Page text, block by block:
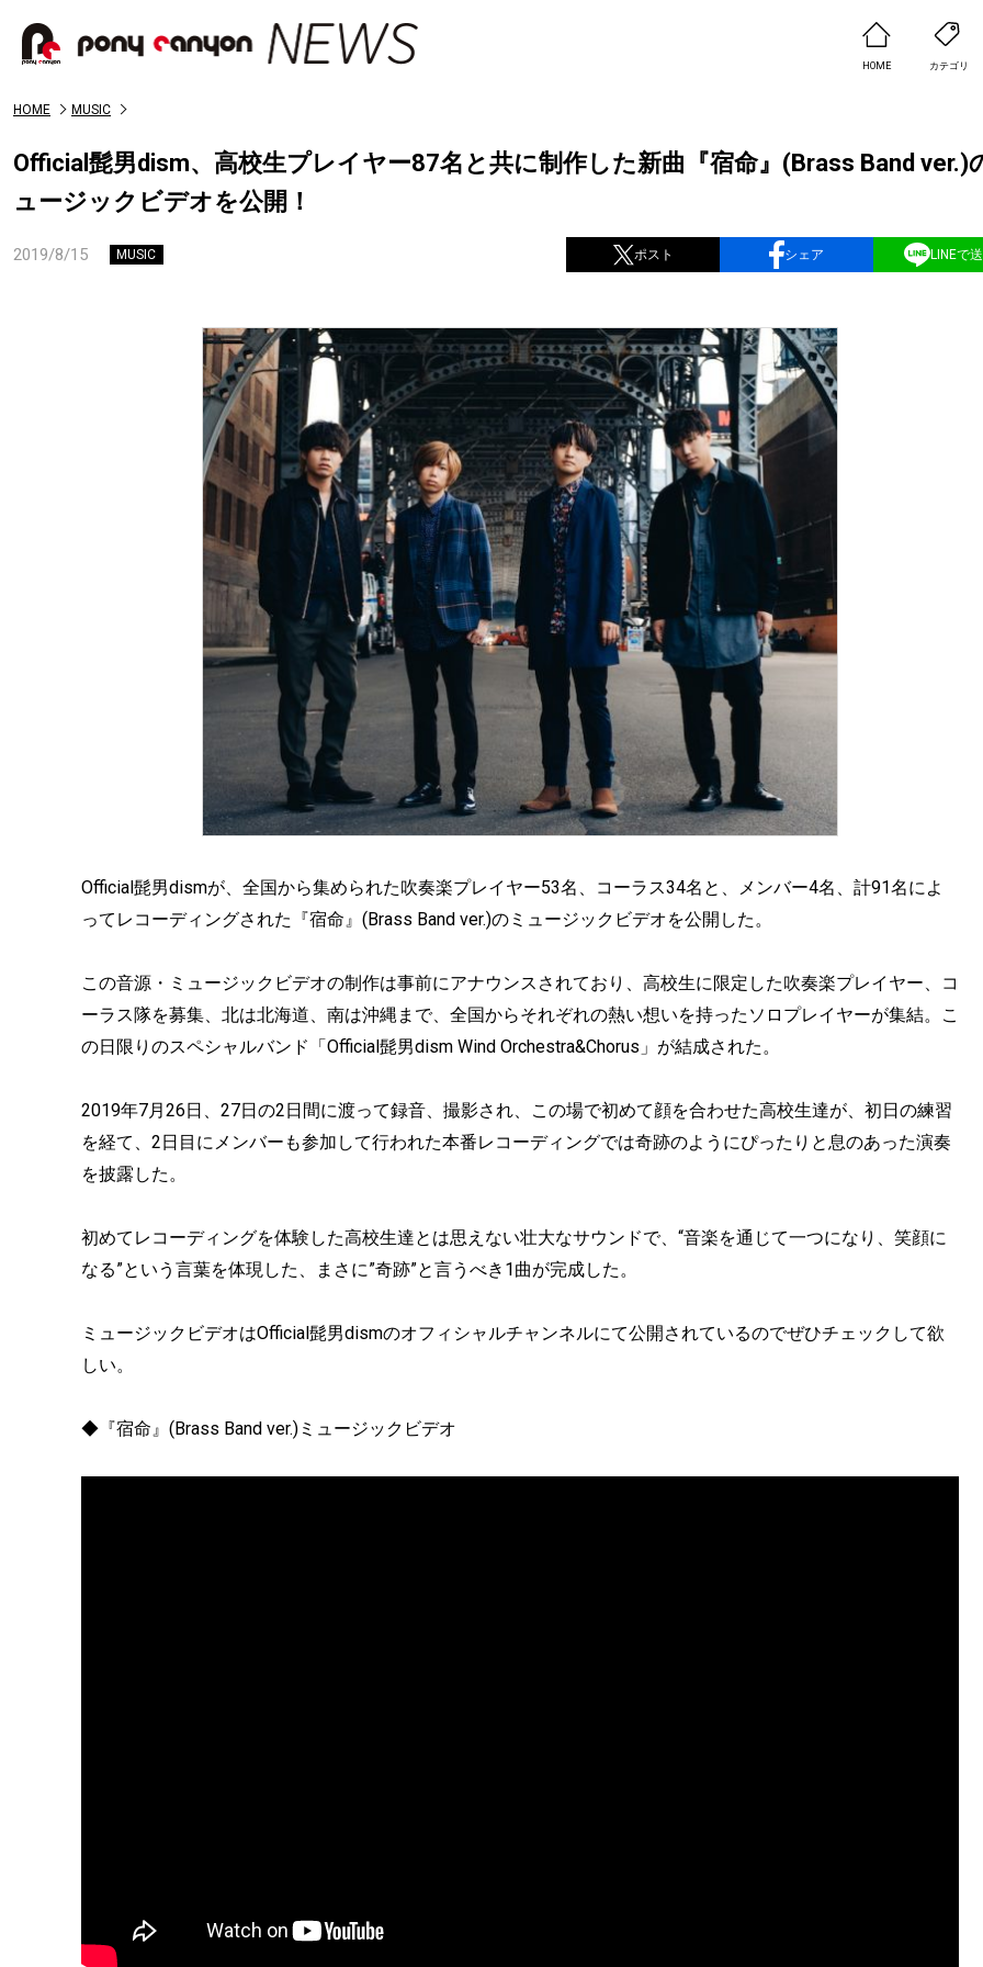
HOME カテゴリ
HOME MUSIC
Official髭男dism、高校生プレイヤー87名と共に制作した新曲『宿命』(Brass Band ver.)
ュージックビデオを公開！
2019/8/15 MUSIC ポスト シェア LINEで
Official髭男dismが、全国から集められた吹奏楽プレイヤー53名、コーラス34名と、メンバー4名、計91名によ
ってレコーディングされた『宿命』(Brass Band ver.)のミュージックビデオを公開した。
この音源・ミュージックビデオの制作は事前にアナウンスされており、高校生に限定した吹奏楽プレイヤー、コ
ーラス隊を募集、北は北海道、南は沖縄まで、全国からそれぞれの熱い想いを持ったソロプレイヤーが集結。こ
の日限りのスペシャルバンド「Official髭男dism Wind Orchestra&Chorus」が結成された。
2019年7月26日、27日の2日間に渡って録音、撮影され、この場で初めて顔を合わせた高校生達が、初日の練習
を経て、2日目にメンバーも参加して行われた本番レコーディングでは奇跡のようにぴったりと息のあった演奏
を披露した。
初めてレコーディングを体験した高校生達とは思えない壮大なサウンドで、“音楽を通じて一つになり、笑顔に
なる”という言葉を体現した、まさに”奇跡”と言うべき1曲が完成した。
ミュージックビデオはOfficial髭男dismのオフィシャルチャンネルにて公開されているのでぜひチェックして欲
しい。
◆『宿命』(Brass Band ver.)ミュージックビデオ